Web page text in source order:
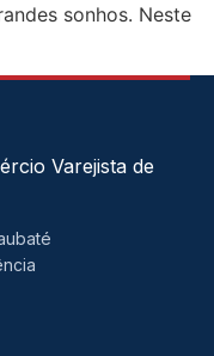
sonhos. Neste